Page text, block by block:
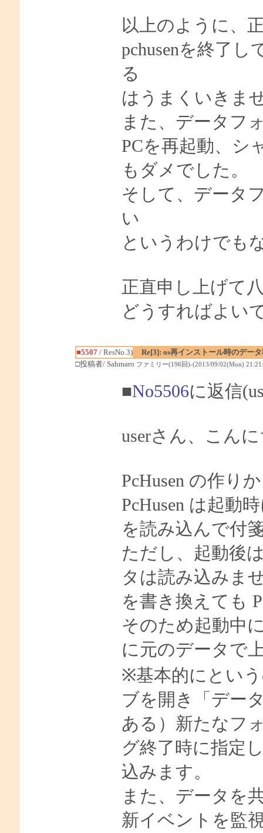
以上のように、
pchusenを終了
る
はうまくいきま
また、データフ
PCを再起動、シ
もダメでした。
そして、データ
い
というわけでも
正直申し上げて
どうすればよい
■5507/ ResNo.3)
Re[3]: os再インストール時のデー
□投稿者/ Sahmaro ファミリー(196回)-(2013/09/02(Mon)
■No5506に返信
userさん、こん
PcHusen の作り
PcHusen は起動
を読み込んで付
ただし、起動後
タは読み込みま
を書き換えても
そのため起動中
に元のデータで
※基本的にとい
ブを開き「デー
ある）新たなフ
グ終了時に指定
込みます。
また、データを
新イベントを監